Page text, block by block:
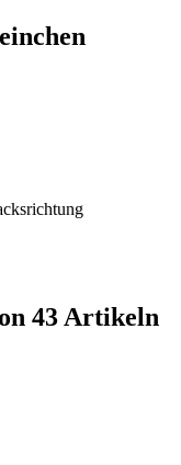
43 Artikeln